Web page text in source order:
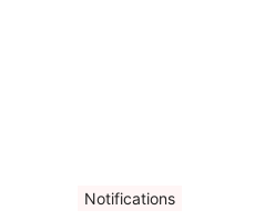
Notifications